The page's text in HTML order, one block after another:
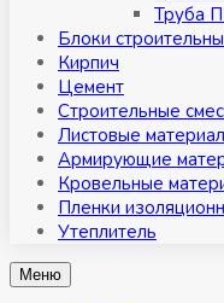
Труба
Блоки
Кирпич
Цемент
Строительные
Листовые
Армирующие
Кровельные
Пленки
Утеплитель
Меню